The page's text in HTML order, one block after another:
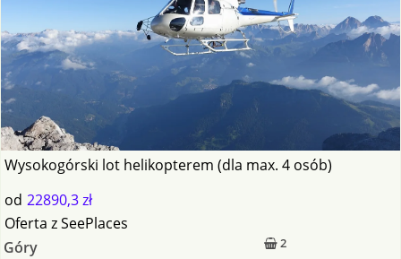
Wysokogórski lot helikopterem (dla max. 4 osób)
od 22890,3 zł
2
Oferta zSeePlaces
Góry